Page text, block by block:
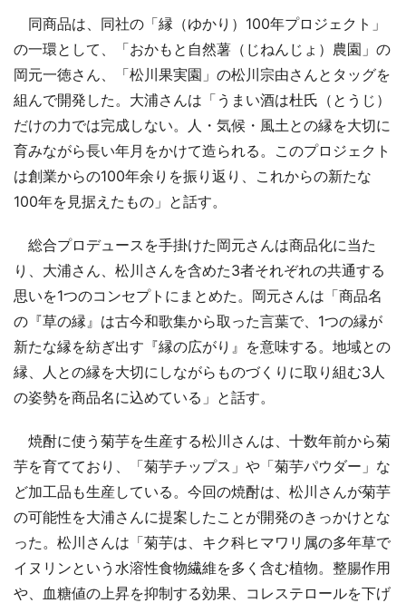
同商品は、同社の「縁（ゆかり）100年プロジェクト」
の一環として、「おかもと自然薯（じねんじょ）農園」の
岡元一徳さん、「松川果実園」の松川宗由さんとタッグを
組んで開発した。大浦さんは「うまい酒は杜氏（とうじ）
だけの力では完成しない。人・気候・風土との縁を大切に
育みながら長い年月をかけて造られる。このプロジェクト
は創業からの100年余りを振り返り、これからの新たな
100年を見据えたもの」と話す。
総合プロデュースを手掛けた岡元さんは商品化に当た
り、大浦さん、松川さんを含めた3者それぞれの共通する
思いを1つのコンセプトにまとめた。岡元さんは「商品名
の『草の縁』は古今和歌集から取った言葉で、1つの縁が
新たな縁を紡ぎ出す『縁の広がり』を意味する。地域との
縁、人との縁を大切にしながらものづくりに取り組む3人
の姿勢を商品名に込めている」と話す。
焼酎に使う菊芋を生産する松川さんは、十数年前から菊
芋を育てており、「菊芋チップス」や「菊芋パウダー」な
ど加工品も生産している。今回の焼酎は、松川さんが菊芋
の可能性を大浦さんに提案したことが開発のきっかけとな
った。松川さんは「菊芋は、キク科ヒマワリ属の多年草で
イヌリンという水溶性食物繊維を多く含む植物。整腸作用
や、血糖値の上昇を抑制する効果、コレステロールを下げ